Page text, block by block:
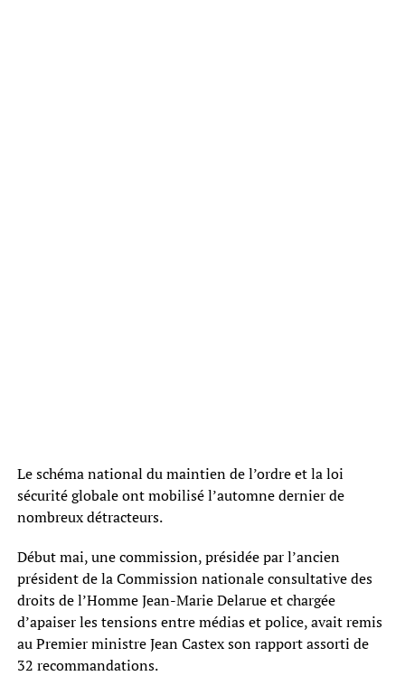
Le schéma national du maintien de l’ordre et la loi
sécurité globale ont mobilisé l’automne dernier de
nombreux détracteurs.
Début mai, une commission, présidée par l’ancien
président de la Commission nationale consultative des
droits de l’Homme Jean-Marie Delarue et chargée
d’apaiser les tensions entre médias et police, avait remis
au Premier ministre Jean Castex son rapport assorti de
32 recommandations.